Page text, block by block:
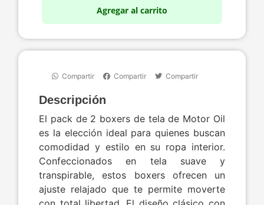
Agregar al carrito
Compartir Compartir Compartir
Descripción
El pack de 2 boxers de tela de Motor Oil
es la elección ideal para quienes buscan
comodidad y estilo en su ropa interior.
Confeccionados en tela suave y
transpirable, estos boxers ofrecen un
ajuste relajado que te permite moverte